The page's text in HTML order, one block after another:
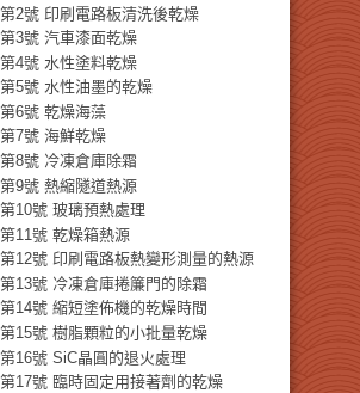
第2號 印刷電路板清洗後乾燥
第3號 汽車漆面乾燥
第4號 水性塗料乾燥
第5號 水性油墨的乾燥
第6號 乾燥海藻
第7號 海鮮乾燥
第8號 冷凍倉庫除霜
第9號 熱縮隧道熱源
第10號 玻璃預熱處理
第11號 乾燥箱熱源
第12號 印刷電路板熱變形測量的熱源
第13號 冷凍倉庫捲簾門的除霜
第14號 縮短塗佈機的乾燥時間
第15號 樹脂顆粒的小批量乾燥
第16號 SiC晶圓的退火處理
第17號 臨時固定用接著劑的乾燥